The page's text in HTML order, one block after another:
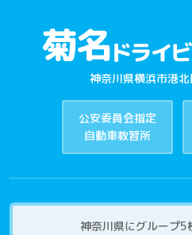
神奈川県横浜市港
公安委員会指定
自動車教習所
神奈川県にグループ5